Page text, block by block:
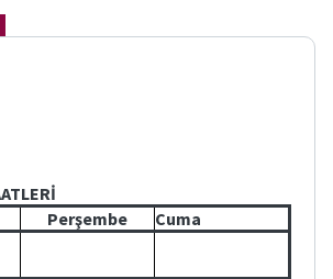
Perşembe
Cuma